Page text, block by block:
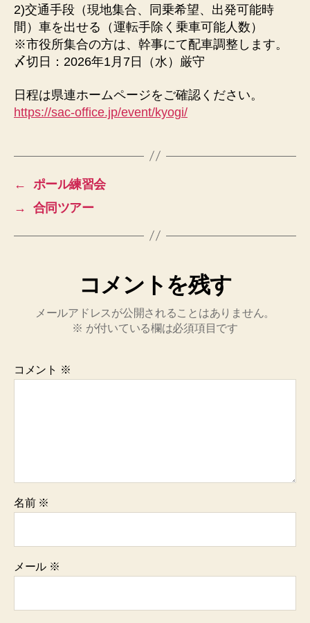
2)交通手段（現地集合、同乗希望、出発可能時
間）車を出せる（運転手除く乗車可能人数）
※市役所集合の方は、幹事にて配車調整します。
〆切日：2026年1月7日（水）厳守
日程は県連ホームページをご確認ください。
https://sac-office.jp/event/kyogi/
←
ポール練習会
→
合同ツアー
コメントを残す
メールアドレスが公開されることはありません。
※ が付いている欄は必須項目です
コメント ※
名前 ※
メール ※